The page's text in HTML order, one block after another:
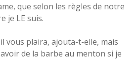
que selon les règles de notre
je LE suis.
vous plaira, ajouta-t-elle, mais
de la barbe au menton si je